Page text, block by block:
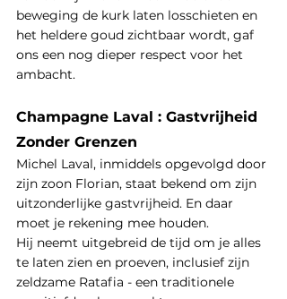
beweging de kurk laten losschieten en
het heldere goud zichtbaar wordt, gaf
ons een nog dieper respect voor het
ambacht.
Champagne Laval : Gastvrijheid
Zonder Grenzen
Michel Laval, inmiddels opgevolgd door
zijn zoon Florian, staat bekend om zijn
uitzonderlijke gastvrijheid. En daar
moet je rekening mee houden.
Hij neemt uitgebreid de tijd om je alles
te laten zien en proeven, inclusief zijn
zeldzame Ratafia - een traditionele